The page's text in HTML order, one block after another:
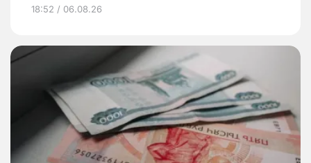
18:52 / 06.08.26